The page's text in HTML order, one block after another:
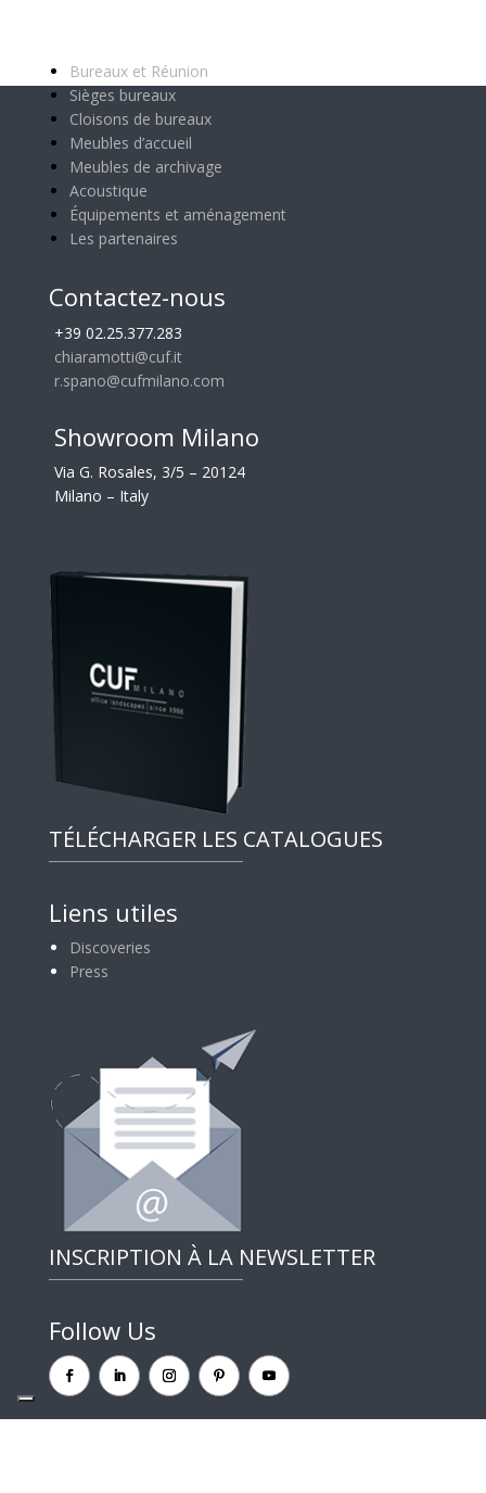
Bureaux et Réunion
Sièges bureaux
Cloisons de bureaux
Meubles d’accueil
Meubles de archivage
Acoustique
Équipements et aménagement
Les partenaires
Contactez-nous
+39 02.25.377.283
chiaramotti@cuf.it
r.spano@cufmilano.com
Showroom Milano
Via G. Rosales, 3/5 – 20124
Milano – Italy
TÉLÉCHARGER LES CATALOGUES
Liens utiles
Discoveries
Press
INSCRIPTION À LA NEWSLETTER
Follow Us